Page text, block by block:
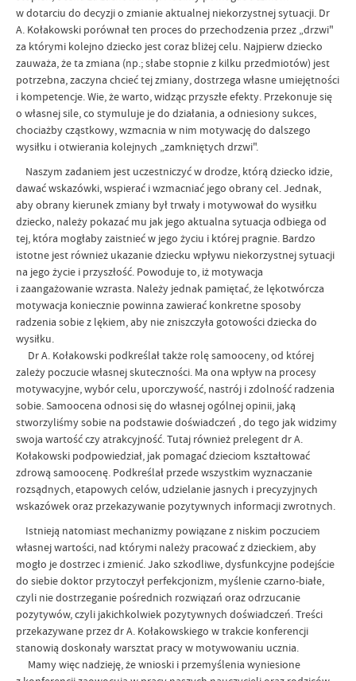
w dotarciu do decyzji o zmianie aktualnej niekorzystnej sytuacji. Dr
A. Kołakowski porównał ten proces do przechodzenia przez „drzwi"
za którymi kolejno dziecko jest coraz bliżej celu. Najpierw dziecko
zauważa, że ta zmiana (np.; słabe stopnie z kilku przedmiotów) jest
potrzebna, zaczyna chcieć tej zmiany, dostrzega własne umiejętności
i kompetencje. Wie, że warto, widząc przyszłe efekty. Przekonuje się
o własnej sile, co stymuluje je do działania, a odniesiony sukces,
chociażby cząstkowy, wzmacnia w nim motywację do dalszego
wysiłku i otwierania kolejnych „zamkniętych drzwi".
Naszym zadaniem jest uczestniczyć w drodze, którą dziecko idzie,
dawać wskazówki, wspierać i wzmacniać jego obrany cel. Jednak,
aby obrany kierunek zmiany był trwały i motywował do wysiłku
dziecko, należy pokazać mu jak jego aktualna sytuacja odbiega od
tej, która mogłaby zaistnieć w jego życiu i której pragnie. Bardzo
istotne jest również ukazanie dziecku wpływu niekorzystnej sytuacji
na jego życie i przyszłość. Powoduje to, iż motywacja
i zaangażowanie wzrasta. Należy jednak pamiętać, że lękotwórcza
motywacja koniecznie powinna zawierać konkretne sposoby
radzenia sobie z lękiem, aby nie zniszczyła gotowości dziecka do
wysiłku.
Dr A. Kołakowski podkreślał także rolę samooceny, od której
zależy poczucie własnej skuteczności. Ma ona wpływ na procesy
motywacyjne, wybór celu, uporczywość, nastrój i zdolność radzenia
sobie. Samoocena odnosi się do własnej ogólnej opinii, jaką
stworzyliśmy sobie na podstawie doświadczeń , do tego jak widzimy
swoja wartość czy atrakcyjność. Tutaj również prelegent dr A.
Kołakowski podpowiedział, jak pomagać dzieciom kształtować
zdrową samoocenę. Podkreślał przede wszystkim wyznaczanie
rozsądnych, etapowych celów, udzielanie jasnych i precyzyjnych
wskazówek oraz przekazywanie pozytywnych informacji zwrotnych.
Istnieją natomiast mechanizmy powiązane z niskim poczuciem
własnej wartości, nad którymi należy pracować z dzieckiem, aby
mogło je dostrzec i zmienić. Jako szkodliwe, dysfunkcyjne podejście
do siebie doktor przytoczył perfekcjonizm, myślenie czarno-białe,
czyli nie dostrzeganie pośrednich rozwiązań oraz odrzucanie
pozytywów, czyli jakichkolwiek pozytywnych doświadczeń. Treści
przekazywane przez dr A. Kołakowskiego w trakcie konferencji
stanowią doskonały warsztat pracy w motywowaniu ucznia.
Mamy więc nadzieję, że wnioski i przemyślenia wyniesione